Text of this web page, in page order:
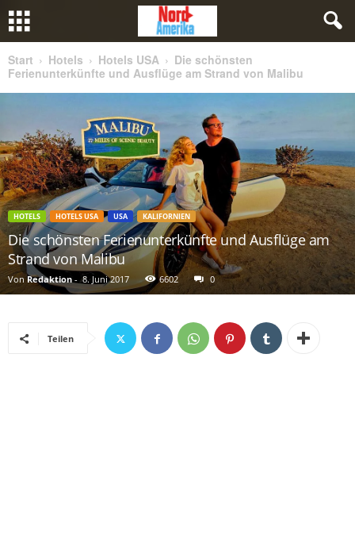
Start Hotels Hotels USA
Die schönsten
Ferienunterkünfte und Ausflüge am Strand von Malibu
HOTELS HOTELS USA USA KALIFORNIEN
Die schönsten Ferienunterkünfte und Ausflüge am
Strand von Malibu
Von Redaktion - 8. Juni 2017 6602 0
Teilen